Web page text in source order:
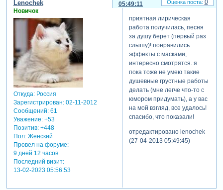
05:49:11
Lenochek
Новичок
Откуда:Россия
Зарегистрирован: 02-11-2012
Сообщений:61
Уважение: +53
Позитив: +448
Пол:Женский
Провел на форуме:
9 дней 12 часов
Последний визит:
13-02-2023 05:56:53
приятная лирическая
работа получилась, песня
за душу берет (первый раз
слышу)! понравились
эффекты с масками,
интересно смотрятся. я
пока тоже не умею такие
душевные грустные работы
делать (мне легче что-то с
юмором придумать), а у вас
на мой взгляд, все удалось!
спасибо, что показали!
отредактировано lenochek
(27-04-2013 05:49:45)
0